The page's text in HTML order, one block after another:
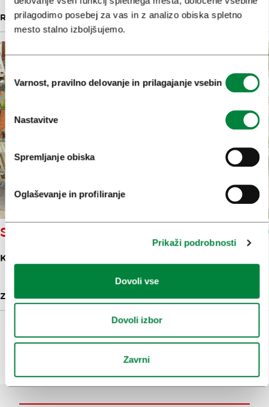
prilagodimo posebej za vas in z analizo obiska spletno
mesto stalno izboljšujemo.
Izbira
soglasja
Varnost, pravilno delovanje in prilagajanje vsebin
Nastavitve
Spremljanje obiska
Oglaševanje in profiliranje
Prikaži podrobnosti
Dovoli vse
Dovoli izbor
Zavrni
RESTAVRACIJE IN GOSTILNE
SLOVENSKA FILHARMONIJA
KONGRESNI TRG 10
ZNAMENITOSTI 25 M